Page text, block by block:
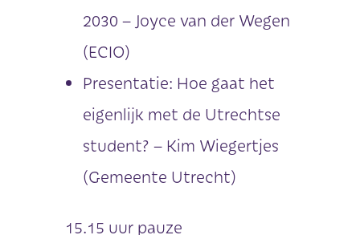
2030 – Joyce van der Wegen
(ECIO)
Presentatie: Hoe gaat het
eigenlijk met de Utrechtse
student? – Kim Wiegertjes
(Gemeente Utrecht)
15.15 uur pauze